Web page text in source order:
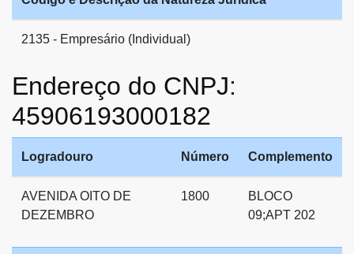
2135 - Empresário (Individual)
Endereço do CNPJ:
45906193000182
Logradouro Número Complemento
AVENIDA OITO DE
DEZEMBRO
1800
BLOCO
09;APT 202